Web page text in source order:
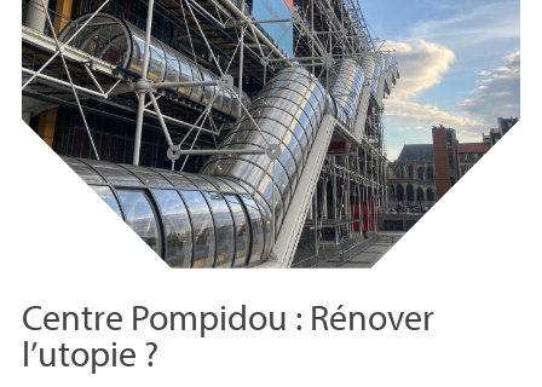
Centre Pompidou : Rénover
l’utopie ?